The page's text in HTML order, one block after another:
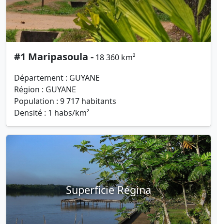
#1 Maripasoula - 18 360 km²
Département : GUYANE
Région : GUYANE
Population : 9 717 habitants
Densité : 1 habs/km²
Superficie Régina